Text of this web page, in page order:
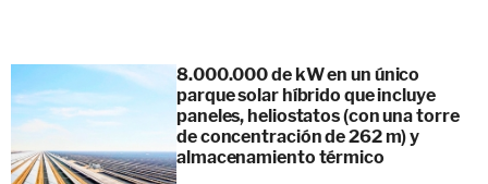
8.000.000 de kW en un único
parque solar híbrido que incluye
paneles, heliostatos (con una torre
de concentración de 262 m) y
almacenamiento térmico